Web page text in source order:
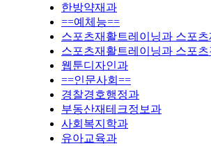
한방약재과
==예체능==
스포츠재활트레이닝과 스포
스포츠재활트레이닝과 스포
웹툰디자인과
==인문사회==
경찰경호행정과
부동산재테크정보과
사회복지학과
유아교육과